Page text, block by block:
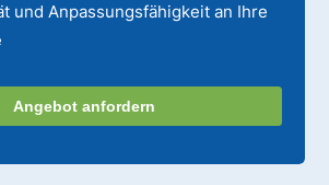
und Anpassungsfähigkeit an Ihre
Angebot anfordern